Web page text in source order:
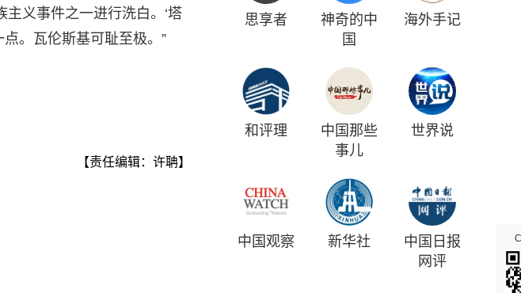
义事件之一进行洗白。‘塔
。瓦伦斯基可耻至极。”
【责任编辑：许聃】
思享者
神奇的中
国
海外手记
和评理
中国那些
事儿
世界说
中国观察 新华社
中国日报
网评